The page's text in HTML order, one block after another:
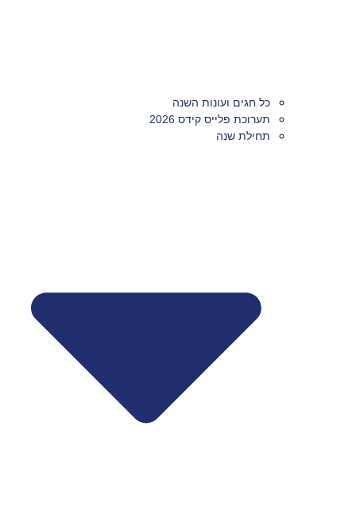
כל חגים ועונות השנה
תערוכת פלייס קידס 2026
תחילת שנה